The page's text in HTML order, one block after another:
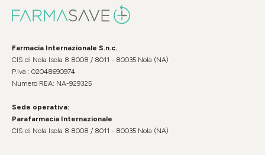
Farmacia Internazionale S.n.c.
CIS di Nola Isola 8 8008 / 8011 - 80035 Nola (NA)
P.Iva : 02048690974
Numero REA: NA-929325
Sede operativa:
Parafarmacia Internazionale
CIS di Nola Isola 8 8008 / 8011 - 80035 Nola (NA)